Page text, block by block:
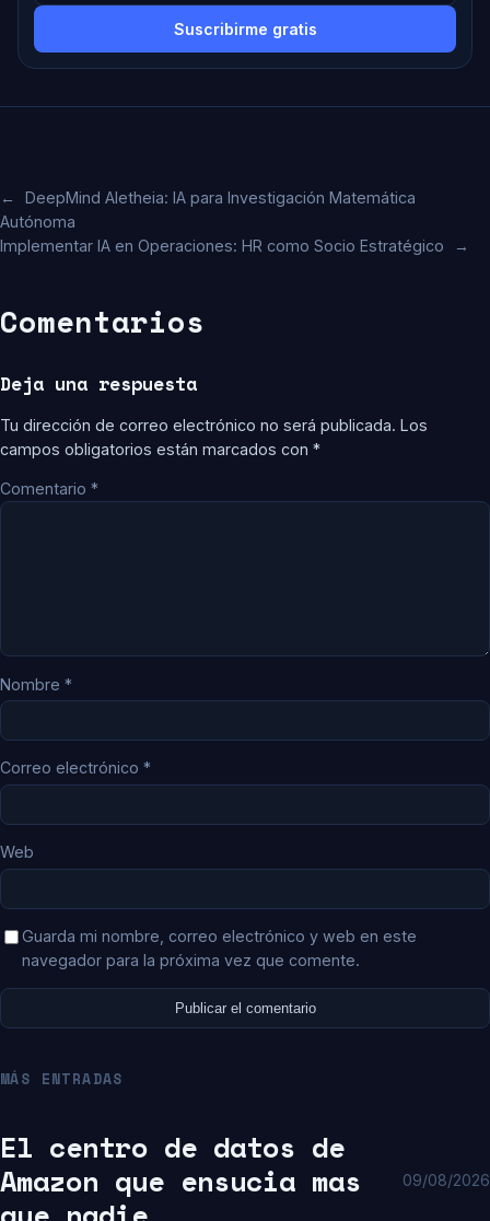
Suscribirme gratis
←
DeepMind Aletheia: IA para Investigación Matemática
Autónoma
Implementar IA en Operaciones: HR como Socio Estratégico
→
Comentarios
Deja una respuesta
Tu dirección de correo electrónico no será publicada. Los
campos obligatorios están marcados con *
Comentario *
Nombre *
Correo electrónico *
Web
Guarda mi nombre, correo electrónico y web en este
navegador para la próxima vez que comente.
MÁS ENTRADAS
El centro de datos de
Amazon que ensucia mas
09/08/2026